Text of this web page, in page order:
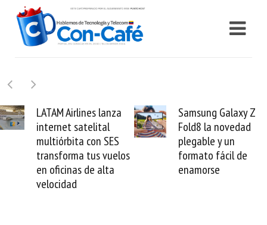
Airlines lanza
satelital
con SES
tus vuelos
oficinas de alta
Samsung Galaxy Z
Fold8 la novedad
plegable y un
formato fácil de